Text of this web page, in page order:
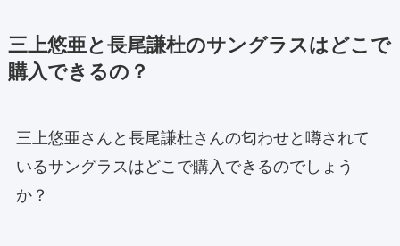
三上悠亜と長尾謙杜のサングラスはどこで
購入できるの？
三上悠亜さんと長尾謙杜さんの匂わせと噂されて
いるサングラスはどこで購入できるのでしょう
か？